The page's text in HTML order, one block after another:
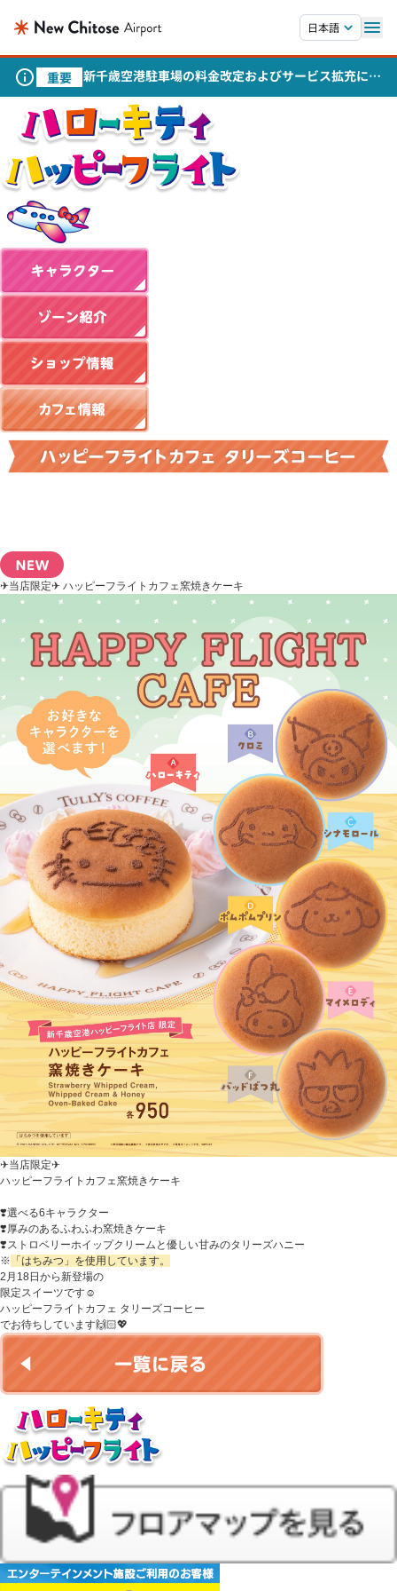
日本語
重要
新千歳空港駐車場の料金改定およびサービス拡充につ
いて
✈当店限定✈ ハッピーフライトカフェ窯焼きケーキ
✈当店限定✈
ハッピーフライトカフェ窯焼きケーキ
❣️選べる6キャラクター
❣️厚みのあるふわふわ窯焼きケーキ
❣️ストロベリーホイップクリームと優しい甘みのタリーズハニー
※ 「はちみつ」を使用しています。
2月18日から新登場の
限定スイーツです☺️
ハッピーフライトカフェ タリーズコーヒー
でお待ちしています🙌🏻💖